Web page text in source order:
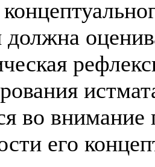
должна
во внимание
его